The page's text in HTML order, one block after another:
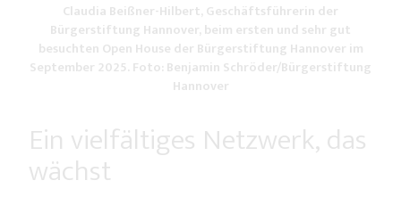
Claudia Beißner-Hilbert, Geschäftsführerin der
Bürgerstiftung Hannover, beim ersten und sehr gut
besuchten Open House der Bürgerstiftung Hannover im
September 2025. Foto: Benjamin Schröder/Bürgerstiftung
Hannover
Ein vielfältiges Netzwerk, das
wächst